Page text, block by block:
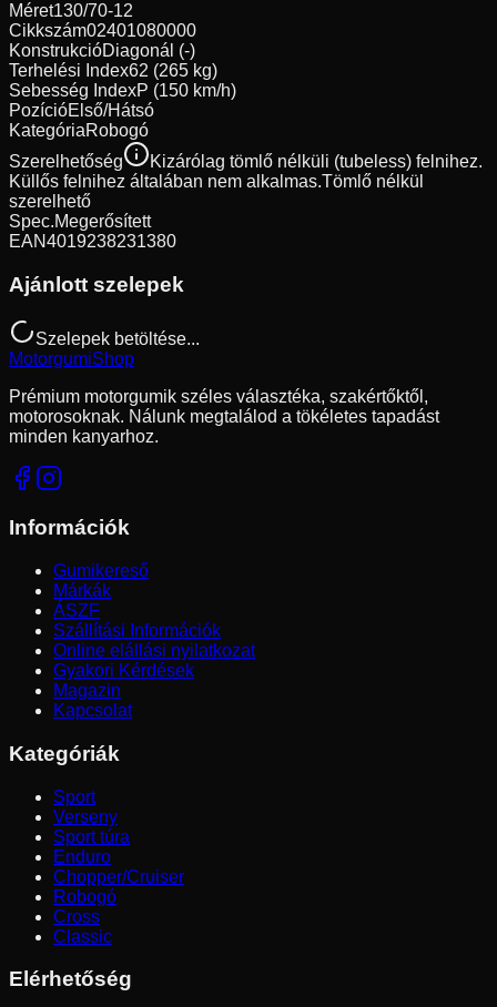
Méret130/70-12
Cikkszám02401080000
KonstrukcióDiagonál (-)
Terhelési Index62 (265 kg)
Sebesség IndexP (150 km/h)
PozícióElső/Hátsó
KategóriaRobogó
Szerelhetőség
Kizárólag tömlő nélküli (tubeless) felnihez.
Küllős felnihez általában nem alkalmas.Tömlő nélkül
szerelhető
Spec.Megerősített
EAN4019238231380
Ajánlott szelepek
Szelepek betöltése...
MotorgumiShop
Prémium motorgumik széles választéka, szakértőktől,
motorosoknak. Nálunk megtalálod a tökéletes tapadást
minden kanyarhoz.
Információk
Gumikereső
Márkák
ÁSZF
Szállítási Információk
Online elállási nyilatkozat
Gyakori Kérdések
Magazin
Kapcsolat
Kategóriák
Sport
Verseny
Sport túra
Enduro
Chopper/Cruiser
Robogó
Cross
Classic
Elérhetőség